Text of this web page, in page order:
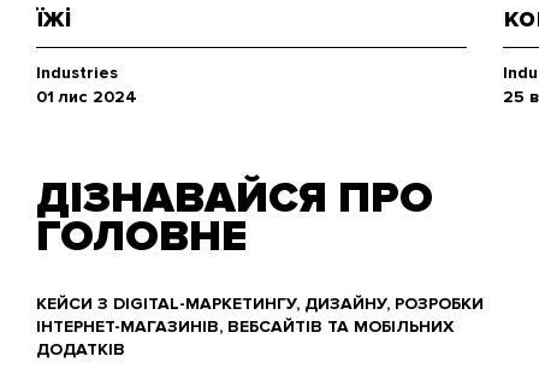
їжі
Industries
01 лис 2024
25
ДІЗНАВАЙСЯ ПРО
ГОЛОВНЕ
КЕЙСИ З DIGITAL-МАРКЕТИНГУ, ДИЗАЙНУ, РОЗРОБКИ
ІНТЕРНЕТ-МАГАЗИНІВ, ВЕБСАЙТІВ ТА МОБІЛЬНИХ
ДОДАТКІВ